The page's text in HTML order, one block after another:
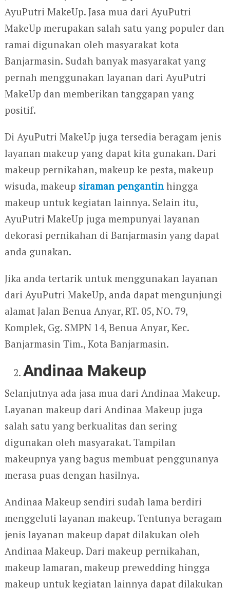
AyuPutri MakeUp. Jasa mua dari AyuPutri
MakeUp merupakan salah satu yang populer dan
ramai digunakan oleh masyarakat kota
Banjarmasin. Sudah banyak masyarakat yang
pernah menggunakan layanan dari AyuPutri
MakeUp dan memberikan tanggapan yang
positif.
Di AyuPutri MakeUp juga tersedia beragam jenis
layanan makeup yang dapat kita gunakan. Dari
makeup pernikahan, makeup ke pesta, makeup
wisuda, makeup siraman pengantinhingga
makeup untuk kegiatan lainnya. Selain itu,
AyuPutri MakeUp juga mempunyai layanan
dekorasi pernikahan di Banjarmasin yang dapat
anda gunakan.
Jika anda tertarik untuk menggunakan layanan
dari AyuPutri MakeUp, anda dapat mengunjungi
alamat Jalan Benua Anyar, RT. 05, NO. 79,
Komplek, Gg. SMPN 14, Benua Anyar, Kec.
Banjarmasin Tim., Kota Banjarmasin.
Andinaa Makeup
Selanjutnya ada jasa mua dari Andinaa Makeup.
Layanan makeup dari Andinaa Makeup juga
salah satu yang berkualitas dan sering
digunakan oleh masyarakat. Tampilan
makeupnya yang bagus membuat penggunanya
merasa puas dengan hasilnya.
Andinaa Makeup sendiri sudah lama berdiri
menggeluti layanan makeup. Tentunya beragam
jenis layanan makeup dapat dilakukan oleh
Andinaa Makeup. Dari makeup pernikahan,
makeup lamaran, makeup prewedding hingga
makeup untuk kegiatan lainnya dapat dilakukan